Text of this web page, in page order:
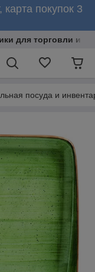
покупок 3
для торговли и
посуда и